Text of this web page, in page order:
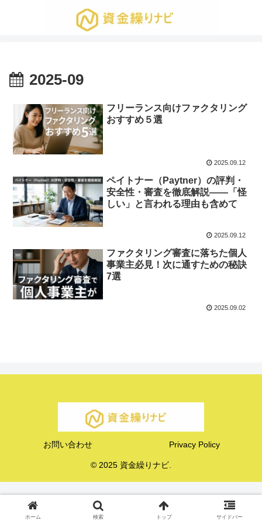
2025-09
フリーランス向けファクタリング
おすすめ５選
2025.09.12
ペイトナー（Paytner）の評判・
安全性・審査を徹底解説——「怪
しい」と言われる理由も含めて
2025.09.12
ファクタリング審査に落ちた個人
事業主必見！次に通すための秘訣
7選
2025.09.02
お問い合わせ Privacy Policy
© 2025 資金繰りナビ.
ホーム 検索 トップ サイドバー